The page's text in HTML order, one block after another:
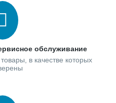
обслуживание
в качестве которых